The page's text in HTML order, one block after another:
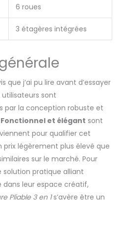
6 roues
3 étagères intégrées
que j’ai pu lire avant d’essayer
sont
par la conception robuste et
Fonctionnel et élégant sont
pour qualifier cet
légèrement plus élevé que
sur le marché. Pour
pratique alliant
leur espace créatif,
Pliable 3 en 1s’avère être un